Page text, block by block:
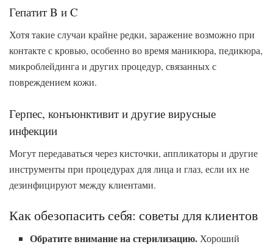
Гепатит B и C
Хотя такие случаи крайне редки, заражение возможно при
контакте с кровью, особенно во время маникюра, педикюра,
микроблейдинга и других процедур, связанных с
повреждением кожи.
Герпес, конъюнктивит и другие вирусные
инфекции
Могут передаваться через кисточки, аппликаторы и другие
инструменты при процедурах для лица и глаз, если их не
дезинфицируют между клиентами.
Как обезопасить себя: советы для клиентов
Обратите внимание на стерилизацию.Хороший